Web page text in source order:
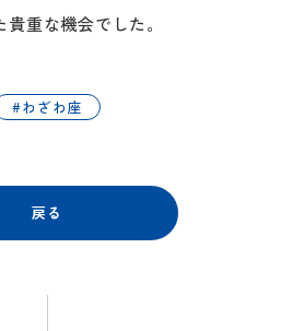
重な機会でした。
わざわ座
戻る